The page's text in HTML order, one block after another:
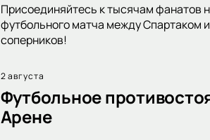
Присоединяйтесь к тысячам фанатов
футбольного матча между Спартаком
соперников!
2 августа
Футбольное
Арене